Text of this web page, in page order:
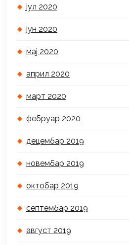
јул 2020
јун 2020
мај 2020
април 2020
март 2020
фебруар 2020
децембар 2019
новембар 2019
октобар 2019
септембар 2019
август 2019